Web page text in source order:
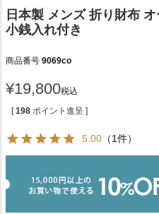
日本製 メンズ 折り財布
小銭入れ付き
商品番号 9069co
¥19,800税込
[ 198 ポイント進呈 ]
5.00 （1件）